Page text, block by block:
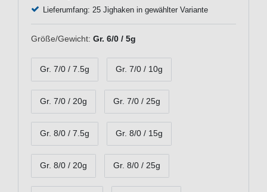
Lieferumfang: 25 Jighaken in gewählter Variante
Größe/Gewicht: Gr. 6/0 / 5g
Gr. 7/0 / 7.5g Gr. 7/0 / 10g
Gr. 7/0 / 20g Gr. 7/0 / 25g
Gr. 8/0 / 7.5g Gr. 8/0 / 15g
Gr. 8/0 / 20g Gr. 8/0 / 25g